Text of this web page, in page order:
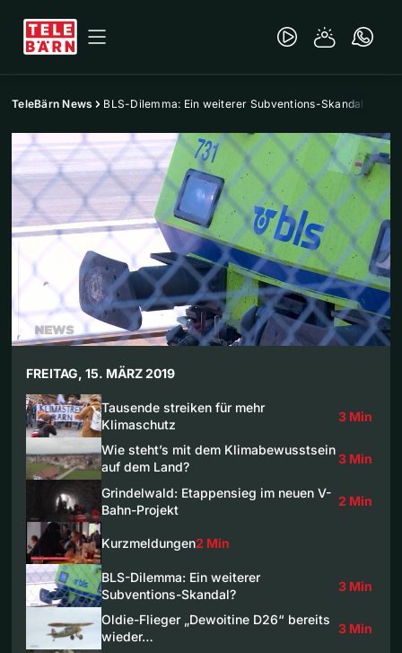
TeleBärn News BLS-Dilemma: Ein weiterer Subventions-Skandal?
FREITAG, 15. MÄRZ 2019
Tausende streiken für mehr
Klimaschutz
3 Min
Wie steht’s mit dem Klimabewusstsein
auf dem Land?
3 Min
Grindelwald: Etappensieg im neuen V-
Bahn-Projekt
2 Min
Kurzmeldungen2 Min
BLS-Dilemma: Ein weiterer
Subventions-Skandal?
3 Min
Oldie-Flieger „Dewoitine D26“ bereits
wieder…
3 Min